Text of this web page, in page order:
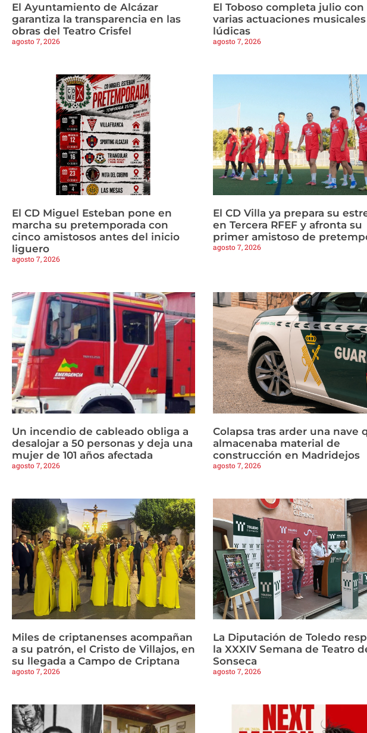
El Ayuntamiento de Alcázar
garantiza la transparencia en las
obras del Teatro Crisfel
agosto 7, 2026
El Toboso completa julio con
varias actuaciones
lúdicas
agosto 7, 2026
El CD Miguel Esteban pone en
marcha su pretemporada con
cinco amistosos antes del inicio
liguero
agosto 7, 2026
El CD Villa ya prepara su
en Tercera RFEF y afronta su
primer amistoso de
agosto 7, 2026
Un incendio de cableado obliga a
desalojar a 50 personas y deja una
mujer de 101 años afectada
agosto 7, 2026
Colapsa tras arder una nave
almacenaba material de
construcción en Madridejos
agosto 7, 2026
Miles de criptanenses acompañan
a su patrón, el Cristo de Villajos, en
su llegada a Campo de Criptana
agosto 7, 2026
La Diputación de Toledo
la XXXIV Semana de Teatro
Sonseca
agosto 7, 2026